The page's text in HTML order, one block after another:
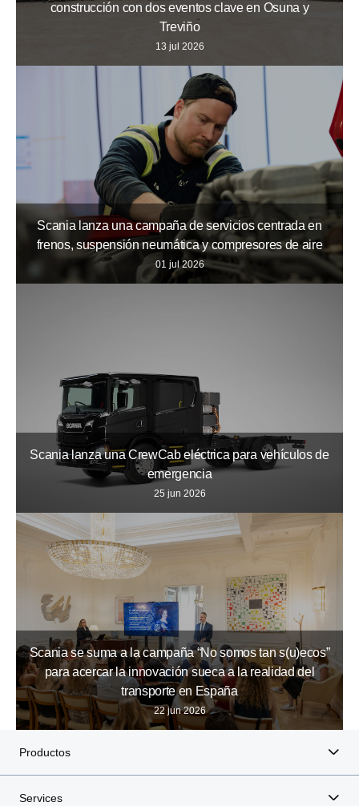
construcción con dos eventos clave en Osuna y
Treviño
13 jul 2026
Scania lanza una campaña de servicios centrada en
frenos, suspensión neumática y compresores de aire
01 jul 2026
Scania lanza una CrewCab eléctrica para vehículos de
emergencia
25 jun 2026
Scania se suma a la campaña “No somos tan s(u)ecos”
para acercar la innovación sueca a la realidad del
transporte en España
22 jun 2026
Productos
Services